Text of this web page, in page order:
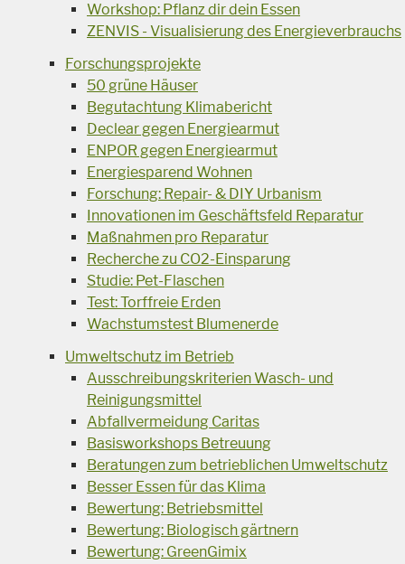
Workshop: Pflanz dir dein Essen
ZENVIS - Visualisierung des Energieverbrauchs
Forschungsprojekte
50 grüne Häuser
Begutachtung Klimabericht
Declear gegen Energiearmut
ENPOR gegen Energiearmut
Energiesparend Wohnen
Forschung: Repair- & DIY Urbanism
Innovationen im Geschäftsfeld Reparatur
Maßnahmen pro Reparatur
Recherche zu CO2-Einsparung
Studie: Pet-Flaschen
Test: Torffreie Erden
Wachstumstest Blumenerde
Umweltschutz im Betrieb
Ausschreibungskriterien Wasch- und
Reinigungsmittel
Abfallvermeidung Caritas
Basisworkshops Betreuung
Beratungen zum betrieblichen Umweltschutz
Besser Essen für das Klima
Bewertung: Betriebsmittel
Bewertung: Biologisch gärtnern
Bewertung: GreenGimix